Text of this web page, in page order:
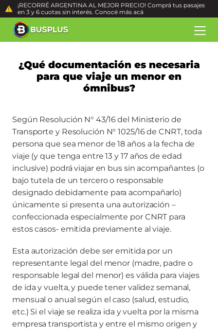
¡RECORRÉ ARGENTINA AL MEJOR PRECIO! Comprá tus pasajes
en 3 y 6 cuotas sin interés. Conocé más acá
¿Qué documentación es necesaria
para que viaje un menor en
ómnibus?
Según Resolución N° 43/16 del Ministerio de
Transporte y Resolución N° 1025/16 de CNRT, toda
persona que sea menor de 18 años a la fecha de
viaje (y que tenga entre 13 y 17 años de edad
inclusive) podrá viajar en bus sin acompañantes (o
bajo tutela de un tercero o responsable
designado debidamente para acompañarlo)
únicamente si presenta una autorización –
confeccionada especialmente por CNRT para
estos casos- emitida previamente al viaje.
Esta autorización debe ser emitida por un
representante legal del menor (madre, padre o
responsable legal del menor) es válida para viajes
de ida y vuelta, y puede tener validez semanal,
mensual o anual según el caso (salud, estudio,
etc.) Si el viaje se realiza ida y vuelta por la misma
empresa transportista y entre el mismo origen y